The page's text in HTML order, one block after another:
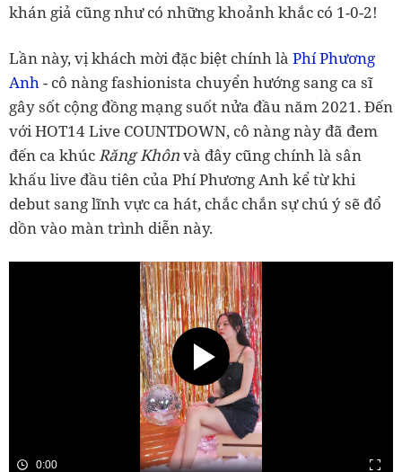
khán giả cũng như có những khoảnh khắc có 1-0-2!
Lần này, vị khách mời đặc biệt chính là Phí Phương
Anh- cô nàng fashionista chuyển hướng sang ca sĩ
gây sốt cộng đồng mạng suốt nửa đầu năm 2021. Đến
với HOT14 Live COUNTDOWN, cô nàng này đã đem
đến ca khúcRăng Khônvà đây cũng chính là sân
khấu live đầu tiên của Phí Phương Anh kể từ khi
debut sang lĩnh vực ca hát, chắc chắn sự chú ý sẽ đổ
dồn vào màn trình diễn này.
0:00